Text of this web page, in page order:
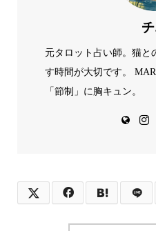
元タロット占い師。猫と
す時間が大切です。
「節制」に胸キュン。